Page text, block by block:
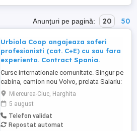
Anunțuri pe pagină: 20 50
Urbiola Coop angajeaza soferi
profesionisti (cat. C+E) cu sau fara
experienta. Contract Spania.
Curse internationale comunitate. Singur pe
cabina, camion nou Volvo, prelata Salariu:
2700 luna net 12.000 km (garantat) Prima
0,06 camion km extra peste 12000 km; +
100 prima la angajare pt. ADR; + 300 prima
pentru 6 luni lucrate; + 300 prima pentru 9
luni lucrate; + 300 prima pentru 12 luni
Miercurea-Ciuc, Harghita
5 august
Telefon validat
Repostat automat